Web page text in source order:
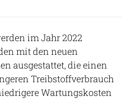
im Jahr 2022
mit den neuen
ausgestattet, die einen
Treibstoffverbrauch
Wartungskosten